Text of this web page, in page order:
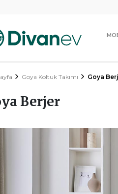
Goya Koltuk Takımı Goya
Berjer